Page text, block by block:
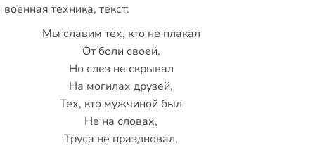
военная техника, текст:
Мы славим тех, кто не плакал
От боли своей,
Но слез не скрывал
На могилах друзей,
Тех, кто мужчиной был
Не на словах,
Труса не праздновал,